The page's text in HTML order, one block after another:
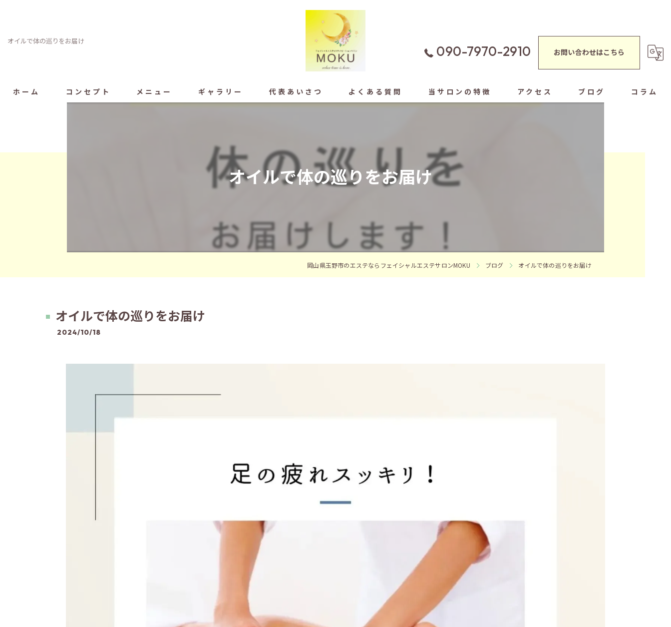
オイルで体の巡りをお届け
090-7970-2910 お問い合わせはこちら
ホーム コンセプト メニュー ギャラリー 代表あいさつ よくある質問 当サロンの特徴
フェイシャルエステ
もみほぐし
アクセス ブログ コラム
オイルで体の巡りをお届け
岡山県玉野市のエステならフェイシャルエステサロンMOKU ブログ オイルで体の巡りをお届け
オイルで体の巡りをお届け
2024/10/18